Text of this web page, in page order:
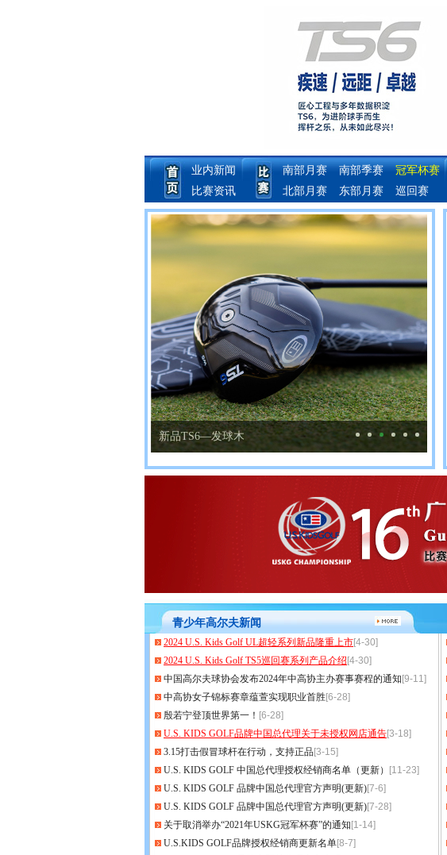
业内新闻
比赛资讯
南部月赛 南部季赛
冠军杯赛
北部月赛
东部月赛 巡回赛
新品TS6—发球木
青少年高尔夫新闻
2024 U.S. Kids Golf UL超轻系列新品隆重上市[4-30]
2024 U.S. Kids Golf TS5巡回赛系列产品介绍 [4-30]
中国高尔夫球协会发布2024年中高协主办赛事赛程的通知 [9-11]
中高协女子锦标赛章蕴萱实现职业首胜[6-28]
殷若宁登顶世界第一！ [6-28]
U.S. KIDS GOLF品牌中国总代理关于未授权网店通告[3-18]
3.15打击假冒球杆在行动，支持正品[3-15]
U.S. KIDS GOLF 中国总代理授权经销商名单（更新）
[11-23]
U.S. KIDS GOLF 品牌中国总代理官方声明(更新)[7-6]
U.S. KIDS GOLF 品牌中国总代理官方声明(更新)[7-28]
关于取消举办“2021年USKG冠军杯赛”的通知 [1-14]
U.S.KIDS GOLF品牌授权经销商更新名单[8-7]